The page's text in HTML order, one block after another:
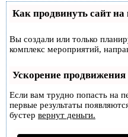
Как продвинуть сайт на
Вы создали или только
комплекс мероприятий,
Ускорение продвижения
Если вам трудно попасть на
первые результаты
бустер вернут деньги.